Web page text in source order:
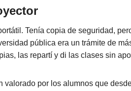
Tenía copia de seguridad,
pública era un trámite de
las repartí y di las clases sin
valorado por los alumnos que